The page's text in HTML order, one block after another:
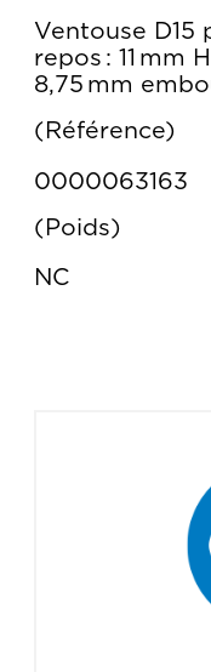
Ventouse D15
repos : 11 mm
8,75 mm
Référence
0000063163
Poids
NC